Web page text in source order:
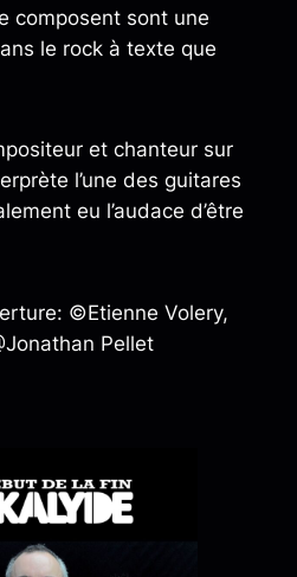
composent sont une
le rock à texte que
et chanteur sur
l’une des guitares
eu l’audace d’être
©Etienne Volery,
Pellet